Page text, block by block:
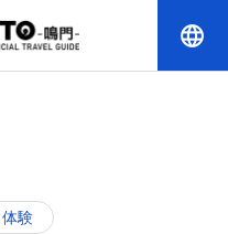
language
体験